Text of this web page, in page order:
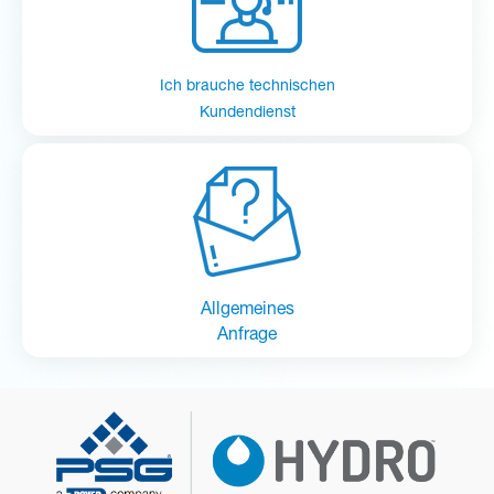
Ich brauche technischen
Kundendienst
Allgemeines
Anfrage